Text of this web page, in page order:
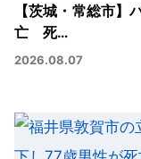
【茨城・常総市
亡 死…
2026.08.07